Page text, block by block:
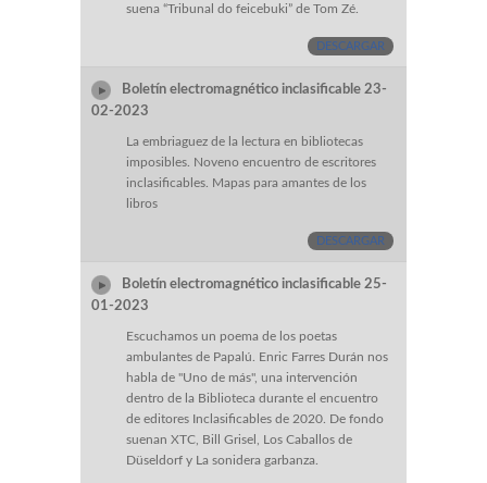
suena “Tribunal do feicebuki” de Tom Zé.
DESCARGAR
Boletín electromagnético inclasificable 23-
02-2023
La embriaguez de la lectura en bibliotecas
imposibles. Noveno encuentro de escritores
inclasificables. Mapas para amantes de los
libros
DESCARGAR
Boletín electromagnético inclasificable 25-
01-2023
Escuchamos un poema de los poetas
ambulantes de Papalú. Enric Farres Durán nos
habla de "Uno de más", una intervención
dentro de la Biblioteca durante el encuentro
de editores Inclasificables de 2020. De fondo
suenan XTC, Bill Grisel, Los Caballos de
Düseldorf y La sonidera garbanza.